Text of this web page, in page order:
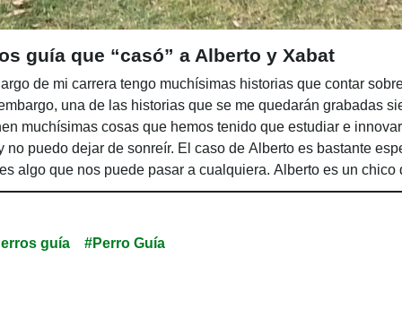
guía que “casó” a Alberto y Xabat
de mi carrera tengo muchísimas historias que contar
una de las historias que se me quedarán grabadas
muchísimas cosas que hemos tenido que estudiar e
no puedo dejar de sonreír. El caso de Alberto es bastante
algo que nos puede pasar a cualquiera. Alberto es un
de los brazos y la vista. Pronto empezó a recibir
guía
#Perro Guía